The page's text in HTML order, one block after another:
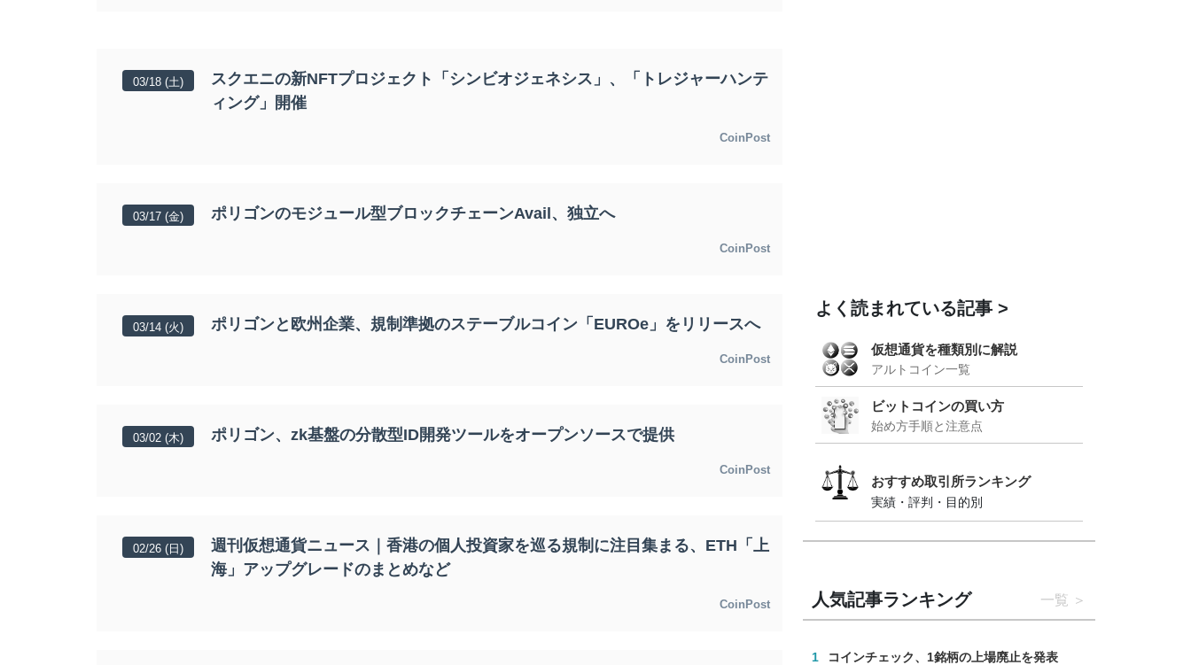
03/18 (土)
スクエニの新NFTプロジェクト「シンビオジェネシス」、「トレジャーハンテ
ィング」開催
CoinPost
03/17 (金) ポリゴンのモジュール型ブロックチェーンAvail、独立へ
CoinPost
03/14 (火) ポリゴンと欧州企業、規制準拠のステーブルコイン「EUROe」をリリースへ
CoinPost
03/02 (木) ポリゴン、zk基盤の分散型ID開発ツールをオープンソースで提供
CoinPost
02/26 (日)
週刊仮想通貨ニュース｜香港の個人投資家を巡る規制に注目集まる、ETH「上
海」アップグレードのまとめなど
CoinPost
よく読まれている記事
仮想通貨を種類別に解説
アルトコイン一覧
ビットコインの買い方
始め方手順と注意点
おすすめ取引所ランキング
実績・評判・目的別
人気記事ランキング 一覧
1 コインチェック、1銘柄の上場廃止を発表